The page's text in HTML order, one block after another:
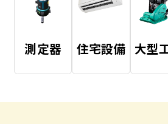
測定器 住宅設備 大型